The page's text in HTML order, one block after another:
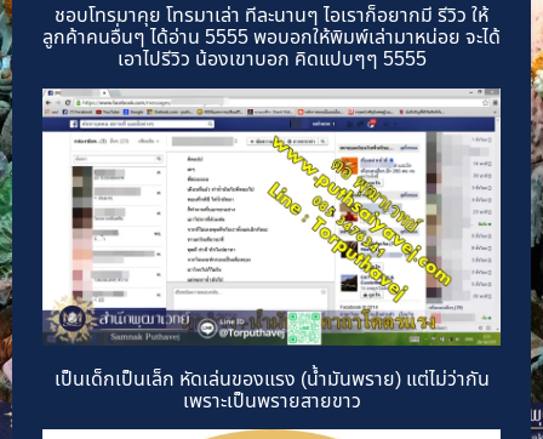
ชอบโทรมาคุย โทรมาเล่า ทีละนานๆ ไอเราก็อยากมี รีวิว ให้
ลูกค้าคนอื่นๆ ได้อ่าน 5555 พอบอกให้พิมพ์เล่ามาหน่อย จะได้
เอาไปรีวิว น้องเขาบอก คิดแปบๆๆ 5555
เป็นเด็กเป็นเล็ก หัดเล่นของแรง (น้ำมันพราย) แต่ไม่ว่ากัน
เพราะเป็นพรายสายขาว